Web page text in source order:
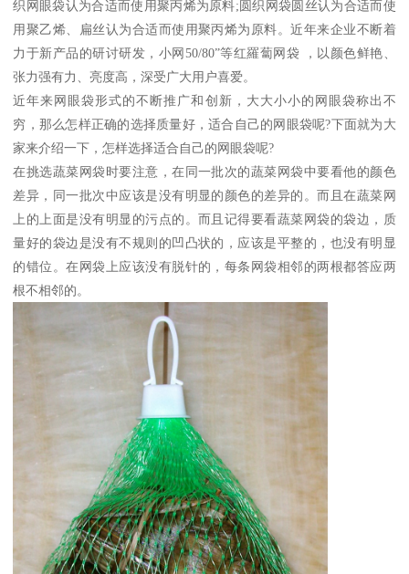
织网眼袋认为合适而使用聚丙烯为原料;圆织网袋圆丝认为合适而使
用聚乙烯、扁丝认为合适而使用聚丙烯为原料。近年来企业不断着
力于新产品的研讨研发，小网50/80”等红羅蔔网袋 ，以颜色鲜艳、
张力强有力、亮度高，深受广大用户喜爱。
近年来网眼袋形式的不断推广和创新，大大小小的网眼袋称出不
穷，那么怎样正确的选择质量好，适合自己的网眼袋呢?下面就为大
家来介绍一下，怎样选择适合自己的网眼袋呢?
在挑选蔬菜网袋时要注意，在同一批次的蔬菜网袋中要看他的颜色
差异，同一批次中应该是没有明显的颜色的差异的。而且在蔬菜网
上的上面是没有明显的污点的。而且记得要看蔬菜网袋的袋边，质
量好的袋边是没有不规则的凹凸状的，应该是平整的，也没有明显
的错位。在网袋上应该没有脱针的，每条网袋相邻的两根都答应两
根不相邻的。